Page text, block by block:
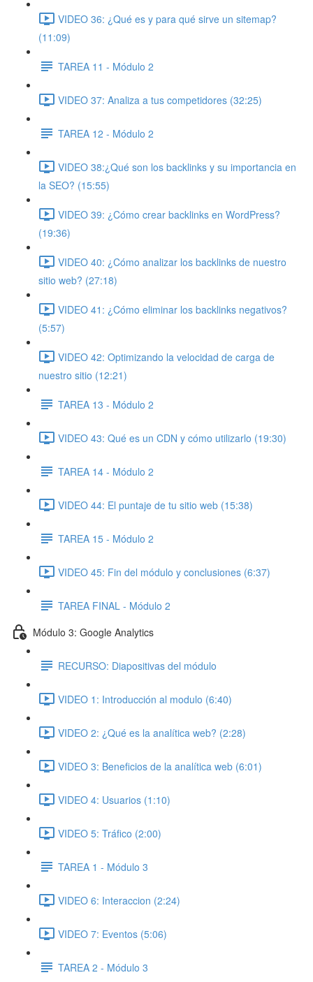
VIDEO 36: ¿Qué es y para qué sirve un sitemap?
(11:09)
TAREA 11 - Módulo 2
VIDEO 37: Analiza a tus competidores (32:25)
TAREA 12 - Módulo 2
VIDEO 38:¿Qué son los backlinks y su importancia en
la SEO? (15:55)
VIDEO 39: ¿Cómo crear backlinks en WordPress?
(19:36)
VIDEO 40: ¿Cómo analizar los backlinks de nuestro
sitio web? (27:18)
VIDEO 41: ¿Cómo eliminar los backlinks negativos?
(5:57)
VIDEO 42: Optimizando la velocidad de carga de
nuestro sitio (12:21)
TAREA 13 - Módulo 2
VIDEO 43: Qué es un CDN y cómo utilizarlo (19:30)
TAREA 14 - Módulo 2
VIDEO 44: El puntaje de tu sitio web (15:38)
TAREA 15 - Módulo 2
VIDEO 45: Fin del módulo y conclusiones (6:37)
TAREA FINAL - Módulo 2
Módulo 3: Google Analytics
RECURSO: Diapositivas del módulo
VIDEO 1: Introducción al modulo (6:40)
VIDEO 2: ¿Qué es la analítica web? (2:28)
VIDEO 3: Beneficios de la analítica web (6:01)
VIDEO 4: Usuarios (1:10)
VIDEO 5: Tráfico (2:00)
TAREA 1 - Módulo 3
VIDEO 6: Interaccion (2:24)
VIDEO 7: Eventos (5:06)
TAREA 2 - Módulo 3